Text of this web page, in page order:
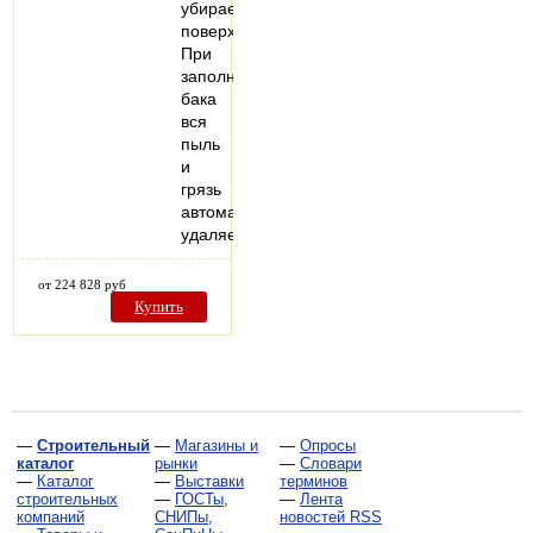
убираемые
поверхности.
При
заполнении
бака
вся
пыль
и
грязь
автоматически
удаляется…
от 224 828 руб
Купить
— Строительный
каталог
— Каталог
строительных
компаний
— Магазины и
рынки
— Выставки
— ГОСТы,
СНИПы,
— Опросы
— Словари
терминов
— Лента
новостей RSS